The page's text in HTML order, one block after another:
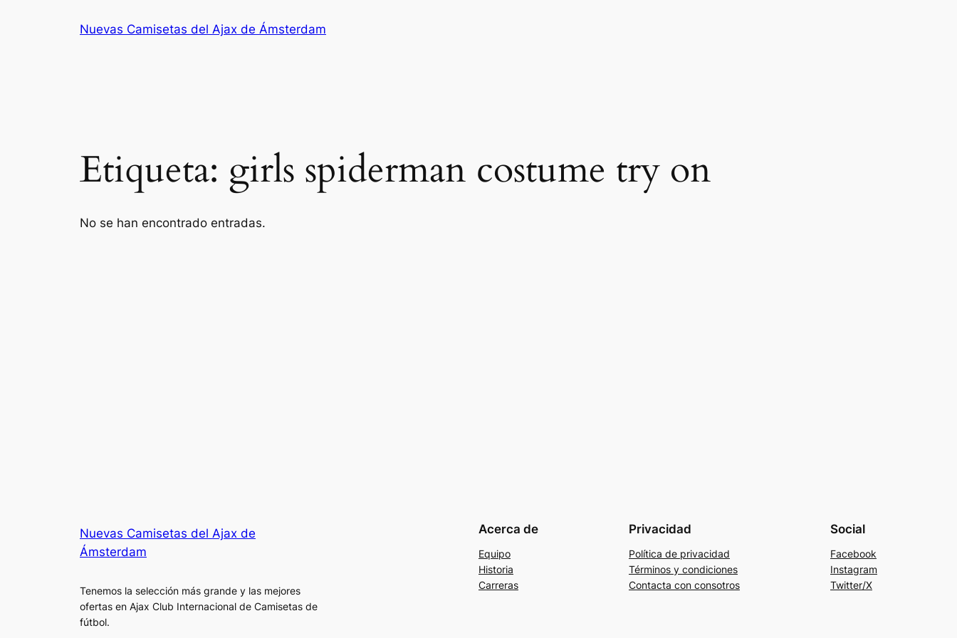
Nuevas Camisetas del Ajax de Ámsterdam
Etiqueta: girls spiderman costume try on
No se han encontrado entradas.
Nuevas Camisetas del Ajax de
Ámsterdam
Tenemos la selección más grande y las mejores
ofertas en Ajax Club Internacional de Camisetas de
fútbol.
Acerca de
Equipo
Historia
Carreras
Privacidad
Política de privacidad
Términos y condiciones
Contacta con consotros
Social
Facebook
Instagram
Twitter/X